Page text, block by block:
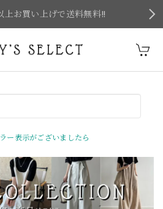
上お買い上げで送料無料‼
ー表示がございましたら